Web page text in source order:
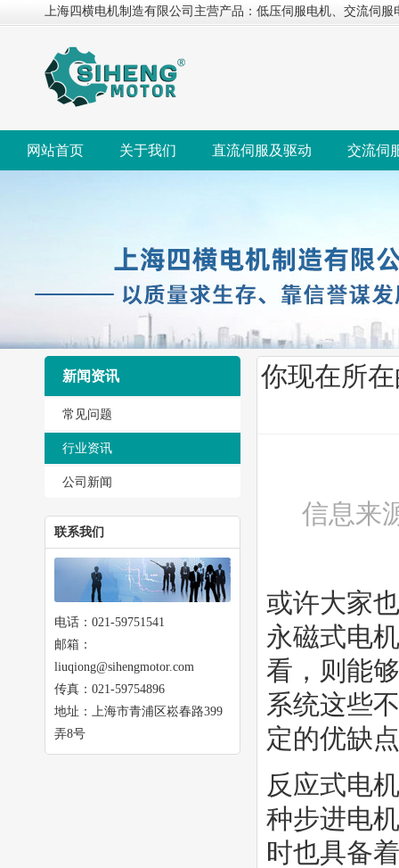
上海四横电机制造有限公司主营产品：低压伺服电机、交流伺
网站首页 关于我们 直流伺服及驱动 交流伺
新闻资讯
常见问题
行业资讯
公司新闻
联系我们
电话：021-59751541
邮箱：
liuqiong@sihengmotor.com
传真：021-59754896
地址：上海市青浦区崧春路399
弄8号
你现在所
信息来
或许大家
永磁式电
看，则能
系统这些
定的优缺
反应式电
种步进电
时也具备